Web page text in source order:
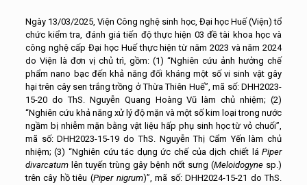
Ngày 13/03/2025, Viện Công nghệ sinh học, Đại học Huế (Viện) tổ
chức kiểm tra, đánh giá tiến độ thực hiện 03 đề tài khoa học và
công nghệ cấp Đại học Huế thực hiện từ năm 2023 và năm 2024
do Viện là đơn vị chủ trì, gồm: (1) “Nghiên cứu ảnh hưởng chế
phẩm nano bạc đến khả năng đối kháng một số vi sinh vật gây
hại trên cây sen trắng trồng ở Thừa Thiên Huế”, mã số: DHH2023-
15-20 do ThS. Nguyễn Quang Hoàng Vũ làm chủ nhiệm; (2)
“Nghiên cứu khả năng xử lý độ mặn và một số kim loại trong nước
ngầm bị nhiễm mặn bằng vật liệu hấp phụ sinh học từ vỏ chuối”,
mã số: DHH2023-15-19 do ThS. Nguyễn Thị Cẩm Yến làm chủ
nhiệm; (3) “Nghiên cứu tác dụng ức chế của dịch chiết láPiper
divarcatumlên tuyến trùng gây bệnh nốt sưng (Meloidogyne sp.)
trên cây hồ tiêu (Piper nigrum)”, mã số: DHH2024-15-21 do ThS.